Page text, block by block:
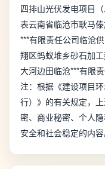
四排山光伏发电项目
表云南省临沧市耿马
***有限责任公司临沧
翔区蚂蚁堆乡砂石加
大河边田临沧***有限
注：根据《建设项目
行）》的有关规定，
密、商业秘密、个人
安全和社会稳定的内容